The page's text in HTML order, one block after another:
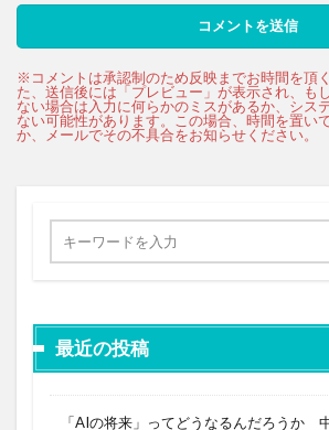
最近の投稿
「AIの将来」ってどうなるんだろうか